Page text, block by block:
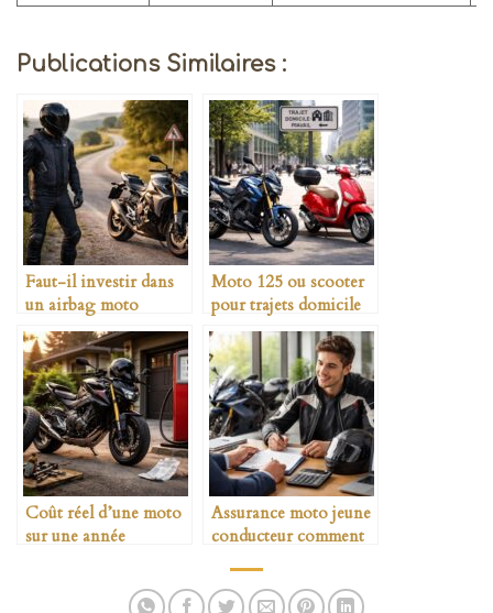
Publications Similaires :
Faut-il investir dans
un airbag moto
Moto 125 ou scooter
pour trajets domicile
travail
Coût réel d’une moto
sur une année
Assurance moto jeune
conducteur comment